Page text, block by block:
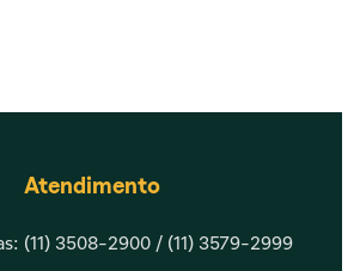
Atendimento
(11) 3508-2900 / (11) 3579-2999